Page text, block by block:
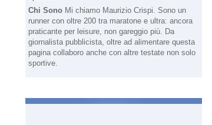
Chi Sono Mi chiamo Maurizio Crispi. Sono un
runner con oltre 200 tra maratone e ultra: ancora
praticante per leisure, non gareggio più. Da
giornalista pubblicista, oltre ad alimentare questa
pagina collaboro anche con altre testate non solo
sportive.